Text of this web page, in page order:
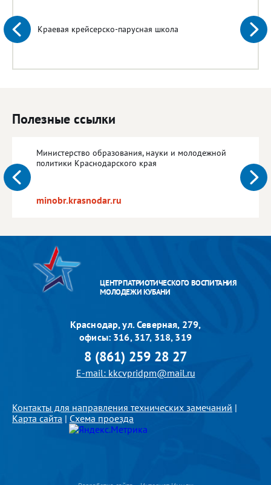
Краевая крейсерско-парусная школа
Полезные ссылки
Министерство образования, науки и молодежной
политики Краснодарского края
minobr.krasnodar.ru
ЦЕНТР ПАТРИОТИЧЕСКОГО ВОСПИТАНИЯ
МОЛОДЕЖИ КУБАНИ
Краснодар, ул. Северная, 279,
офисы: 316, 317, 318, 319
8 (861) 259 28 27
E-mail: kkcvpridpm@mail.ru
Контакты для направления технических замечаний |
Карта сайта | Схема проезда